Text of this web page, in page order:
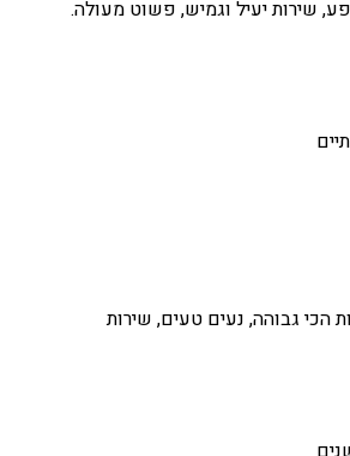
שירות יעיל וגמיש, פשוט מעולה.
הכי גבוהה, נעים טעים, שירות